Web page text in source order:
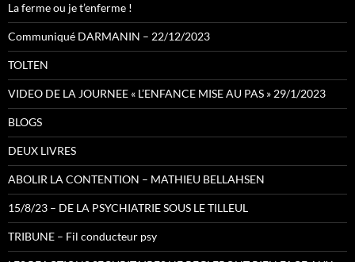
La ferme ou je t’enferme !
Communiqué DARMANIN – 22/12/2023
TOLTEN
VIDEO DE LA JOURNEE « L’ENFANCE MISE AU PAS » 29/1/2023
BLOGS
DEUX LIVRES
ABOLIR LA CONTENTION – MATHIEU BELLAHSEN
15/8/23 – DE LA PSYCHIATRIE SOUS LE TILLEUL
TRIBUNE – Fil conducteur psy